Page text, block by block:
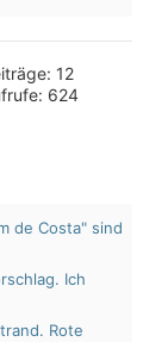
12
624
de Costa" sind
Ich
Rote